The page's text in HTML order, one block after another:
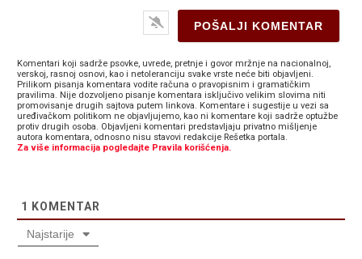
Komentari koji sadrže psovke, uvrede, pretnje i govor mržnje na nacionalnoj,
verskoj, rasnoj osnovi, kao i netoleranciju svake vrste neće biti objavljeni.
Prilikom pisanja komentara vodite računa o pravopisnim i gramatičkim
pravilima. Nije dozvoljeno pisanje komentara isključivo velikim slovima niti
promovisanje drugih sajtova putem linkova. Komentare i sugestije u vezi sa
uređivačkom politikom ne objavljujemo, kao ni komentare koji sadrže optužbe
protiv drugih osoba. Objavljeni komentari predstavljaju privatno mišljenje
autora komentara, odnosno nisu stavovi redakcije Rešetka portala.
Za više informacija pogledajte Pravila korišćenja.
1 KOMENTAR
Najstarije